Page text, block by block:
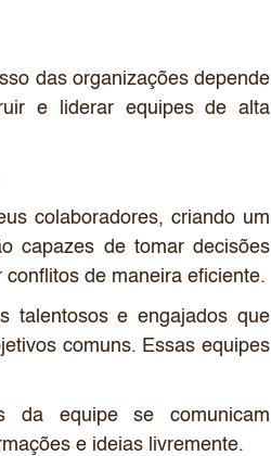
das organizações depende
e liderar equipes de alta
colaboradores, criando um
capazes de tomar decisões
de maneira eficiente.
talentosos e engajados que
comuns. Essas equipes
da equipe se comunicam
e ideias livremente.